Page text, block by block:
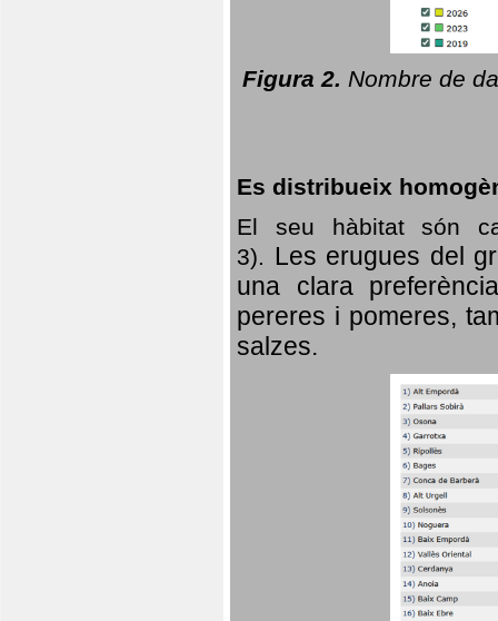
Figura 2. Nombre de
Es distribueix
El seu hàbitat són
3). Les erugues del
una clara
pereres i pomeres,
salzes.